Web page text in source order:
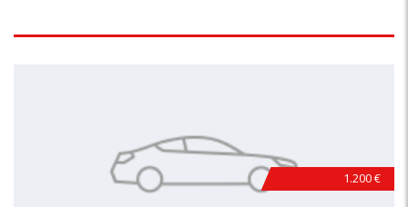
1.200 €